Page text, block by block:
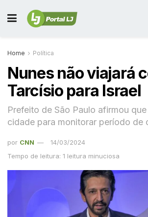
Home Política
Nunes não viajará
Tarcísio para Israel
Prefeito de São Paulo afirmou
cidade para monitorar período de
por CNN
14/03/2024
Tempo de leitura: 1 leitura minuciosa